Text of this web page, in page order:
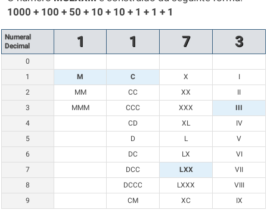
1000 + 100 + 50 + 10 + 10 + 1 + 1 + 1
Numeral
Decimal
1 1 7 3
0
1
M C X
I
2
MM CC XX
II
3
MMM CCC XXX
III
4
CD XL
IV
5
D L
V
6
DC LX
VI
7
DCC LXX
VII
8
DCCC LXXX
VIII
9
CM XC IX